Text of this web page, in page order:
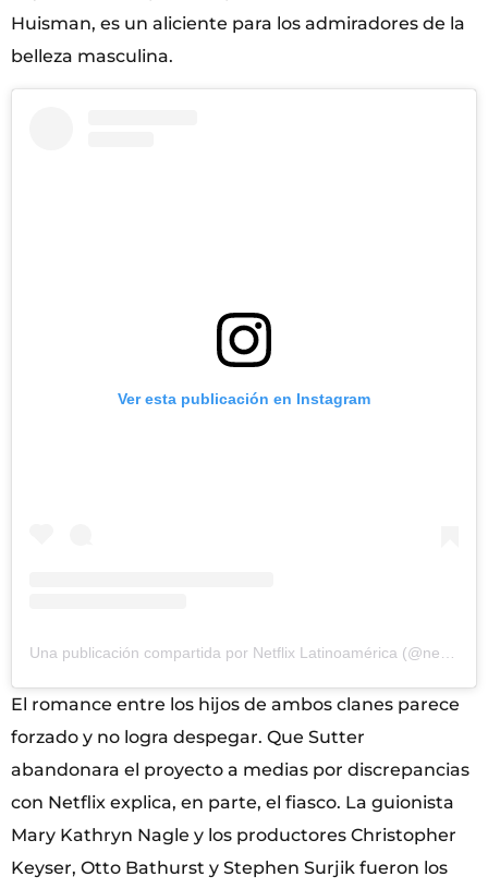
Huisman, es un aliciente para los admiradores de la
belleza masculina.
Ver esta publicación en Instagram
Una publicación compartida por Netflix Latinoamérica (@netflixlat)
El romance entre los hijos de ambos clanes parece
forzado y no logra despegar. Que Sutter
abandonara el proyecto a medias por discrepancias
con Netflix explica, en parte, el fiasco. La guionista
Mary Kathryn Nagle y los productores Christopher
Keyser, Otto Bathurst y Stephen Surjik fueron los